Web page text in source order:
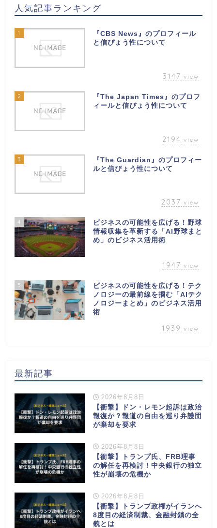
人気記事ランキング
1
『CBS News』のプロフィール
と信ぴょう性について
3147 view
2
『The Japan Times』のプロフ
ィールと信ぴょう性について
2194 view
3
『The Guardian』のプロフィー
ルと信ぴょう性について
2037 view
4
ビジネスの可能性を広げる！野球
情報収集を革新する「AI野球まと
め」のビジネス活用術
1947 view
5
ビジネスの可能性を広げる！テク
ノロジーの最前線を掴む「AIテク
ノロジーまとめ」のビジネス活用
術
1939 view
最新記事
2026年8月8日
【衝撃】ドン・レモン起訴は政治
報復か？報道の自由を巡り弁護団
が棄却を要求
2026年8月8日
【衝撃】トランプ氏、FRB理事
の解任を再検討！中央銀行の独立
性が崩壊の危機か
2026年8月8日
【衝撃】トランプ政権がイランへ
8度目の経済制裁、金融封鎖の全
貌とは